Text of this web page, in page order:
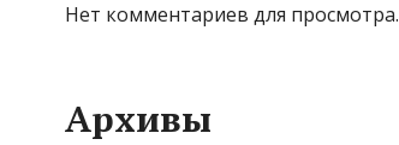
Нет комментариев для просмотра.
Архивы